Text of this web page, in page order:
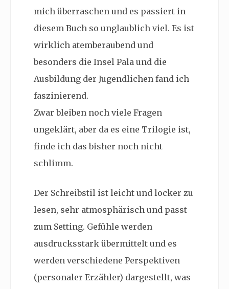
mich überraschen und es passiert in
diesem Buch so unglaublich viel. Es ist
wirklich atemberaubend und
besonders die Insel Pala und die
Ausbildung der Jugendlichen fand ich
faszinierend.
Zwar bleiben noch viele Fragen
ungeklärt, aber da es eine Trilogie ist,
finde ich das bisher noch nicht
schlimm.
Der Schreibstil ist leicht und locker zu
lesen, sehr atmosphärisch und passt
zum Setting. Gefühle werden
ausdrucksstark übermittelt und es
werden verschiedene Perspektiven
(personaler Erzähler) dargestellt, was